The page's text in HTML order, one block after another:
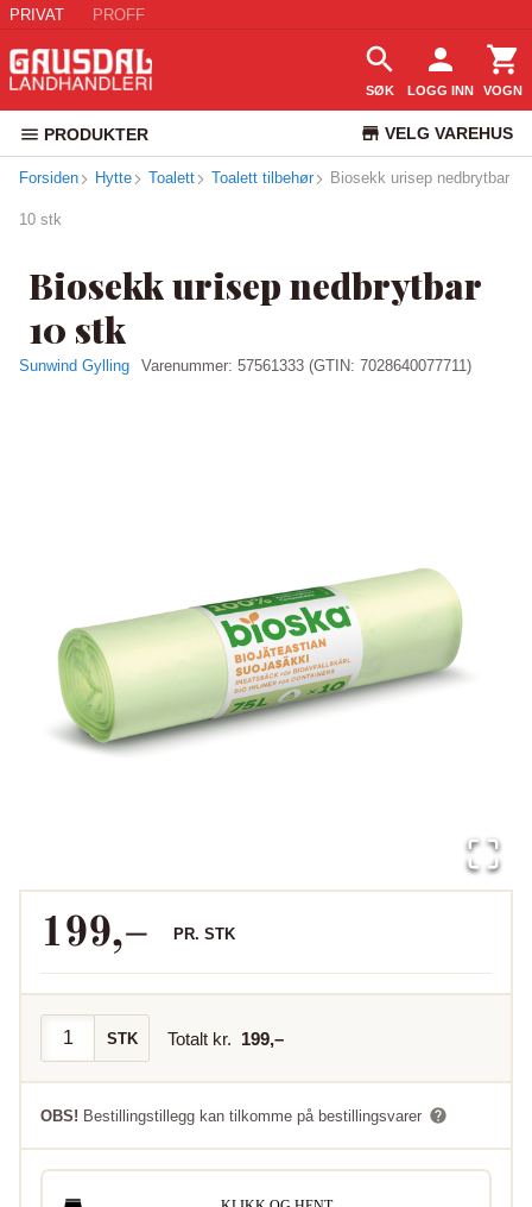
PRIVAT PROFF
SØK LOGG INN VOGN
PRODUKTER VELG VAREHUS
KUNDESERVICE
Forsiden Hytte Toalett Toalett tilbehør Biosekk urisep nedbrytbar
10 stk
Biosekk urisep nedbrytbar
10 stk
Sunwind Gylling Varenummer: 57561333 (GTIN: 7028640077711)
199,– PR. STK
STK Totalt kr. 199,–
OBS! Bestillingstillegg kan tilkomme på bestillingsvarer